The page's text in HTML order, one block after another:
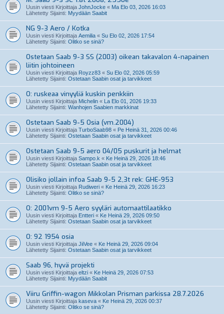
Uusin viesti Kirjoittaja JohnJocke « Ma Elo 03, 2026 16:03
Lähetetty Sijainti: Myydään Saabit
NG 9-3 Aero / Kotka
Uusin viesti Kirjoittaja Aemilia « Su Elo 02, 2026 17:54
Lähetetty Sijainti: Olitko se sinä?
Ostetaan Saab 9-3 SS (2003) oikean takavalon 4-napainen
liitin johtoineen
Uusin viesti Kirjoittaja Royzz83 « Su Elo 02, 2026 05:59
Lähetetty Sijainti: Ostetaan Saabin osat ja tarvikkeet
O: ruskeaa vinyyliä kuskin penkkiin
Uusin viesti Kirjoittaja Michelin « La Elo 01, 2026 19:33
Lähetetty Sijainti: Wanhojen Saabien markkinat
Ostetaan Saab 9-5 Osia (vm.2004)
Uusin viesti Kirjoittaja TurboSaab98 « Pe Heinä 31, 2026 00:46
Lähetetty Sijainti: Ostetaan Saabin osat ja tarvikkeet
Ostetaan Saab 9-5 aero 04/05 puskurit ja helmat
Uusin viesti Kirjoittaja Sampo.k « Ke Heinä 29, 2026 18:46
Lähetetty Sijainti: Ostetaan Saabin osat ja tarvikkeet
Olisiko jollain infoa Saab 9-5 2,3t rek: GHE-953
Uusin viesti Kirjoittaja Rudiweri « Ke Heinä 29, 2026 16:23
Lähetetty Sijainti: Olitko se sinä?
O: 2001vm 9-5 Aero syyläri automaattilaatikko
Uusin viesti Kirjoittaja Entteri « Ke Heinä 29, 2026 09:50
Lähetetty Sijainti: Ostetaan Saabin osat ja tarvikkeet
O: 92 1954 osia
Uusin viesti Kirjoittaja JiiVee « Ke Heinä 29, 2026 09:04
Lähetetty Sijainti: Ostetaan Saabin osat ja tarvikkeet
Saab 96, hyvä projekti
Uusin viesti Kirjoittaja eltzi « Ke Heinä 29, 2026 07:53
Lähetetty Sijainti: Myydään Saabit
Viiru Griffin-wagon Mikkolan Prisman parkissa 28.7.2026
Uusin viesti Kirjoittaja kaseva « Ke Heinä 29, 2026 00:37
Lähetetty Sijainti: Olitko se sinä?